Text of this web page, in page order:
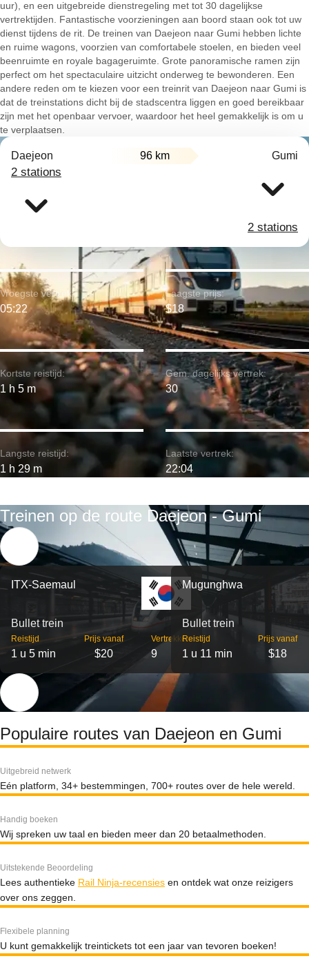
uur), en een uitgebreide dienstregeling met tot 30 dagelijkse
vertrektijden. Fantastische voorzieningen aan boord staan ook tot uw
dienst tijdens de rit. De treinen van Daejeon naar Gumi hebben lichte
en ruime wagons, voorzien van comfortabele stoelen, en bieden veel
beenruimte en royale bagageruimte. Grote panoramische ramen zijn
perfect om het spectaculaire uitzicht onderweg te bewonderen. Een
andere reden om te kiezen voor een treinrit van Daejeon naar Gumi is
dat de treinstations dicht bij de stadscentra liggen en goed bereikbaar
zijn met het openbaar vervoer, waardoor het heel gemakkelijk is om u
te verplaatsen.
Daejeon 96 km Gumi
2 stations
2 stations
Kortste reistijd:
1 h 5 m
Vroegste vertrek:
05:22
Langste reistijd:
1 h 29 m
Laagste prijs:
$18
Gem. dagelijks vertrek:
30
Laatste vertrek:
22:04
Treinen op de route Daejeon - Gumi
ITX-Saemaul
Bullet trein
Reistijd
1 u 5 min
Prijs vanaf
$20
Vertrekken
9
Mugunghwa
Bullet trein
Reistijd
1 u 11 min
Prijs vanaf
$18
Populaire routes van Daejeon en Gumi
Uitgebreid netwerk
Eén platform, 34+ bestemmingen, 700+ routes over de hele wereld.
Handig boeken
Wij spreken uw taal en bieden meer dan 20 betaalmethoden.
Uitstekende Beoordeling
Lees authentieke Rail Ninja-recensies en ontdek wat onze reizigers
over ons zeggen.
Flexibele planning
U kunt gemakkelijk treintickets tot een jaar van tevoren boeken!